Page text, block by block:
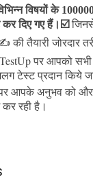
विषयों के
दिए गए हैं। ☑️
की तैयारी जोरदार
पर आपको सभी
टेस्ट प्रदान किये
पर आपके अनुभव को और
रही है।